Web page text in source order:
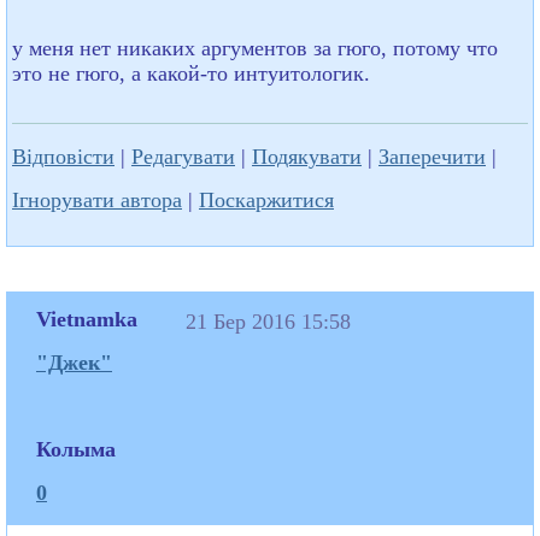
у меня нет никаких аргументов за гюго, потому что
это не гюго, а какой-то интуитологик.
Відповісти | Редагувати | Подякувати | Заперечити |
Ігнорувати автора | Поскаржитися
Vietnamka
"Джек"
Колыма
0
21 Бер 2016 15:58